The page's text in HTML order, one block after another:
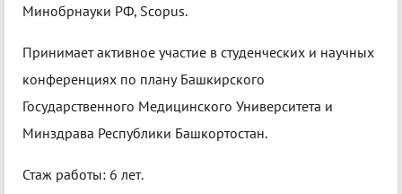
Минобрнауки РФ, Scopus.
Принимает активное участие в студенческих и научных
конференциях по плану Башкирского
Государственного Медицинского Университета и
Минздрава Республики Башкортостан.
Стаж работы: 6 лет.